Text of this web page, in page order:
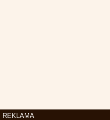
REKLAMA